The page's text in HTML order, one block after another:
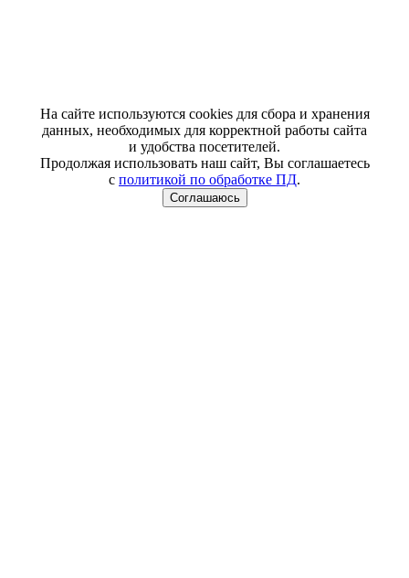
На сайте используются cookies для сбора и хранения
данных, необходимых для корректной работы сайта
и удобства посетителей.
Продолжая использовать наш сайт, Вы соглашаетесь
с политикой по обработке ПД.
Соглашаюсь